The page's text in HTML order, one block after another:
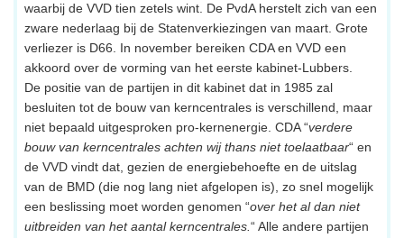
waarbij de VVD tien zetels wint. De PvdA herstelt zich van een
zware nederlaag bij de Statenverkiezingen van maart. Grote
verliezer is D66. In november bereiken CDA en VVD een
akkoord over de vorming van het eerste kabinet-Lubbers.
De positie van de partijen in dit kabinet dat in 1985 zal
besluiten tot de bouw van kerncentrales is verschillend, maar
niet bepaald uitgesproken pro-kernenergie. CDA “verdere
bouw van kerncentrales achten wij thans niet toelaatbaar“ en
de VVD vindt dat, gezien de energiebehoefte en de uitslag
van de BMD (die nog lang niet afgelopen is), zo snel mogelijk
een beslissing moet worden genomen “over het al dan niet
uitbreiden van het aantal kerncentrales. “ Alle andere partijen